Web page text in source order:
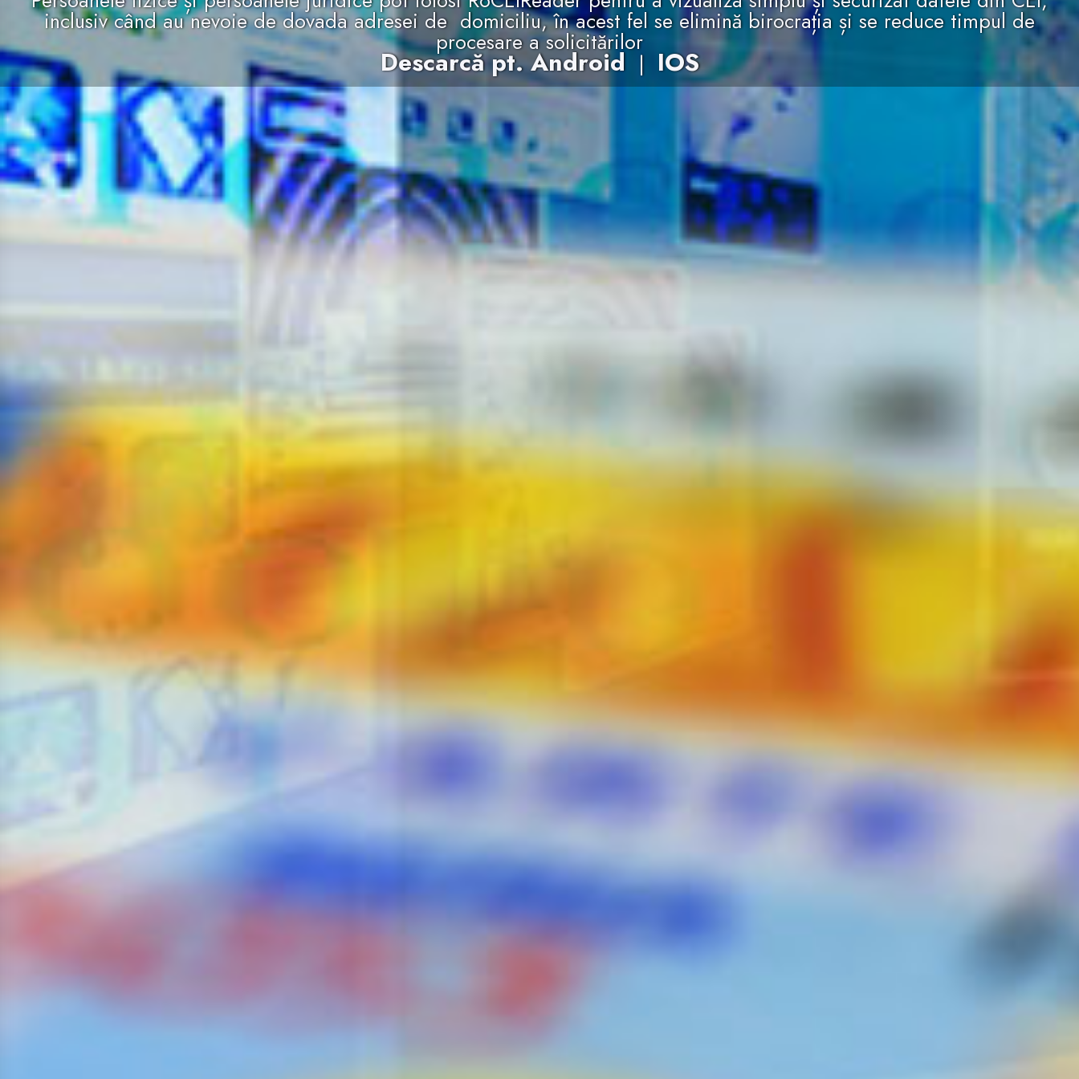
inclusiv când au nevoie de dovada adresei de domiciliu, în acest fel se elimină birocrația și se reduce timpul de
procesare a solicitărilor
Descarcă pt. Android| IOS